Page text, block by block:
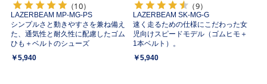
（10）
LAZERBEAM MP-MG-PS
シンプルさと動きやすさを兼ね備え
た、通気性と耐久性に配慮したゴム
ひも＋ベルトのシューズ
￥5,940
（9）
LAZERBEAM SK-MG-G
速く走るための仕様にこだわった女
児向けスピードモデル（ゴムヒモ＋
1本ベルト）。
￥5,940